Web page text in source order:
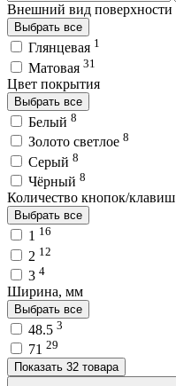
Внешний вид поверхности
Выбрать все
Глянцевая 1
Матовая 31
Цвет покрытия
Выбрать все
Белый 8
Золото светлое 8
Серый 8
Чёрный 8
Количество кнопок/клавиш
Выбрать все
1 16
2 12
3 4
Ширина, мм
Выбрать все
48.5 3
71 29
Показать 32 товара